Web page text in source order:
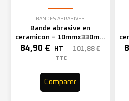
BANDES ABRASIVES
Bande abrasive en
ceramicon – 10mmx330mm
– Grain 60 – 333002 (x50)
84,90 € HT 101,88 €
TTC
Comparer